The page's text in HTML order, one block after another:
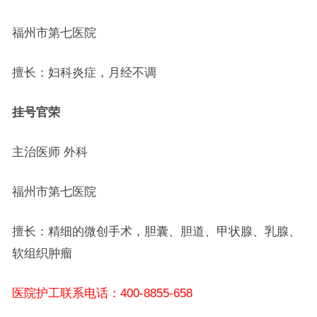
福州市第七医院
擅长：妇科炎症，月经不调
挂号官荣
主治医师 外科
福州市第七医院
擅长：精细的微创手术，胆囊、胆道、甲状腺、乳腺、
软组织肿瘤
医院护工联系电话：400-8855-658